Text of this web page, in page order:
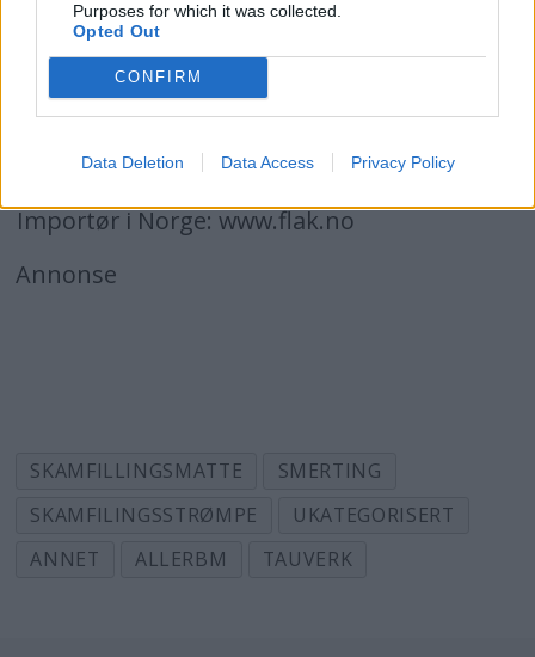
Purposes for which it was collected.
Opted Out
CONFIRM
Data Deletion Data Access Privacy Policy
forskyve på tauet til der det måtte trenges.
Således trenger man ikke spesielle
festeanordninger for strømpa.
Mer info: www.davisnet.com
Importør i Norge: www.flak.no
Annonse
SKAMFILLINGSMATTE
SMERTING
SKAMFILINGSSTRØMPE
UKATEGORISERT
ANNET
ALLERBM TAUVERK